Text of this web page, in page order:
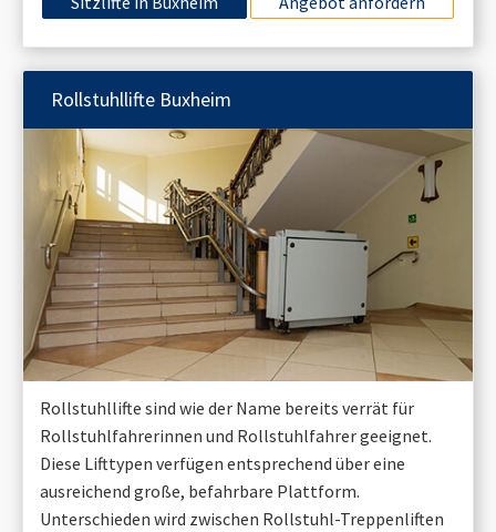
Rollstuhllifte Buxheim
Rollstuhllifte sind wie der Name bereits verrät für
Rollstuhlfahrerinnen und Rollstuhlfahrer geeignet.
Diese Lifttypen verfügen entsprechend über eine
ausreichend große, befahrbare Plattform.
Unterschieden wird zwischen Rollstuhl-Treppenliften